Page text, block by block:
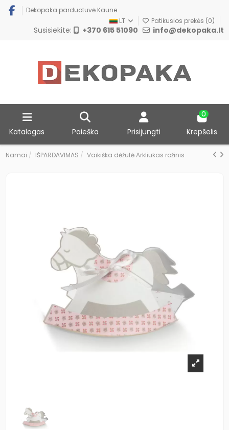
Dekopaka parduotuvė Kaune
LT
Patikusios prekės (0)
Susisiekite: +370 615 51090 info@dekopaka.lt
Katalogas Paieška Prisijungti
0
Krepšelis
Namai IŠPARDAVIMAS Vaikiška dėžutė Arkliukas rožinis